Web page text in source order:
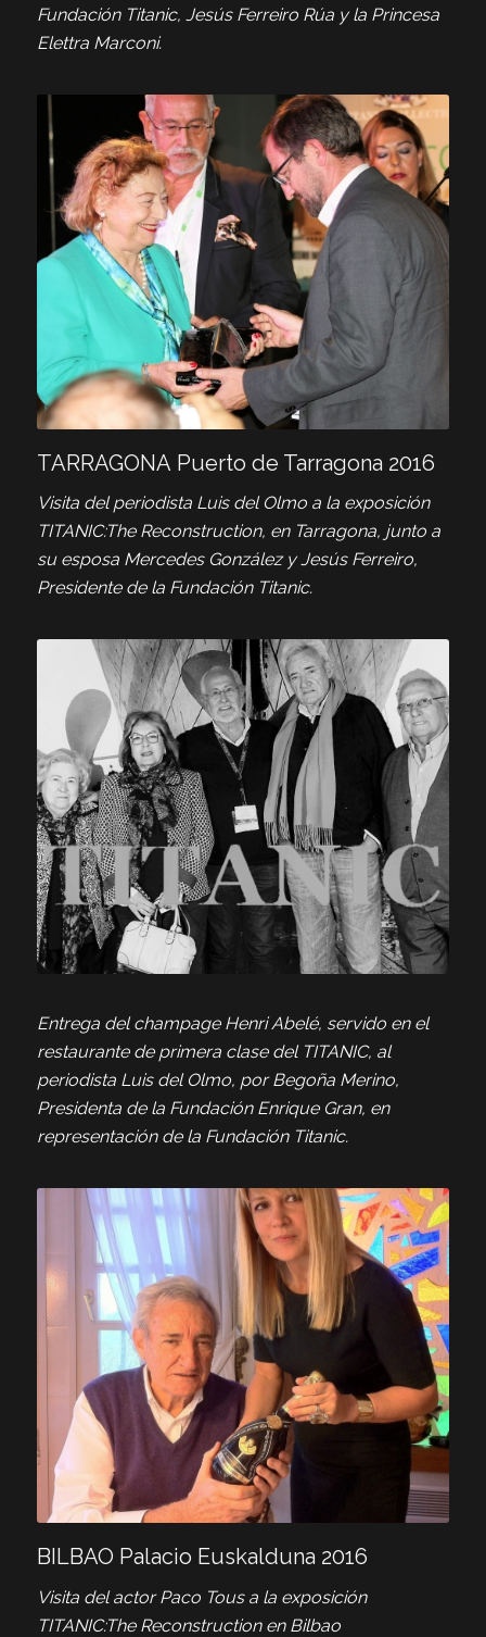
Fundación Titanic, Jesús Ferreiro Rúa y la Princesa
Elettra Marconi.
TARRAGONA Puerto de Tarragona 2016
Visita del periodista Luis del Olmo a la exposición
TITANIC:The Reconstruction, en Tarragona, junto a
su esposa Mercedes González y Jesús Ferreiro,
Presidente de la Fundación Titanic.
Entrega del champage Henri Abelé, servido en el
restaurante de primera clase del TITANIC, al
periodista Luis del Olmo, por Begoña Merino,
Presidenta de la Fundación Enrique Gran, en
representación de la Fundación Titanic.
BILBAO Palacio Euskalduna 2016
Visita del actor Paco Tous a la exposición
TITANIC:The Reconstruction en Bilbao